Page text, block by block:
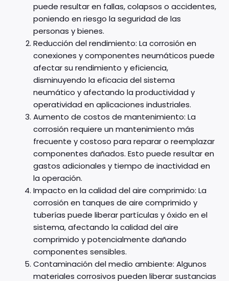
puede resultar en fallas, colapsos o accidentes,
poniendo en riesgo la seguridad de las
personas y bienes.
Reducción del rendimiento: La corrosión en
conexiones y componentes neumáticos puede
afectar su rendimiento y eficiencia,
disminuyendo la eficacia del sistema
neumático y afectando la productividad y
operatividad en aplicaciones industriales.
Aumento de costos de mantenimiento: La
corrosión requiere un mantenimiento más
frecuente y costoso para reparar o reemplazar
componentes dañados. Esto puede resultar en
gastos adicionales y tiempo de inactividad en
la operación.
Impacto en la calidad del aire comprimido: La
corrosión en tanques de aire comprimido y
tuberías puede liberar partículas y óxido en el
sistema, afectando la calidad del aire
comprimido y potencialmente dañando
componentes sensibles.
Contaminación del medio ambiente: Algunos
materiales corrosivos pueden liberar sustancias